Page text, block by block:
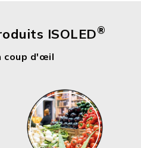
ISOLED®
coup d'œil